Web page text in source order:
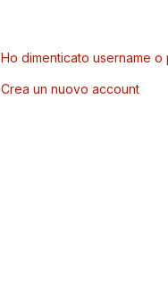
Ho dimenticato username
Crea un nuovo account